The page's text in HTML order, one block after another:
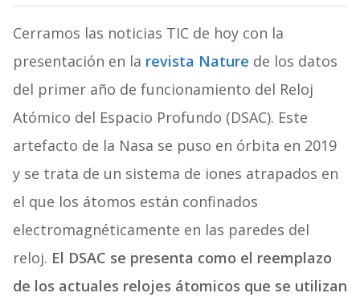
Cerramos las noticias TIC de hoy con la
presentación en la revista Nature de los datos
del primer año de funcionamiento del Reloj
Atómico del Espacio Profundo (DSAC). Este
artefacto de la Nasa se puso en órbita en 2019
y se trata de un sistema de iones atrapados en
el que los átomos están confinados
electromagnéticamente en las paredes del
reloj. El DSAC se presenta como el reemplazo
de los actuales relojes átomicos que se utilizan